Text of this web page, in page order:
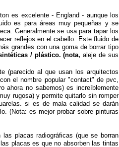
es excelente - England - aunque los
es para áreas muy pequeñas y se
Generalmente se usa para tapar los
reflejos en el cabello. Este fluido de
grandes con una goma de borrar tipo
/ plástico. (nota,aleje de sus
(parecido al que usan los arquitectos
el nombre popular "contact" de pvc,
ahora no sabemos) es increíblemente
rugosa) y permite quitarlo sin romper
si es de mala calidad se darán
(Nota: es mejor probar sobre pinturas
placas radiográficas (que se borran
placas es que no absorben las tintas